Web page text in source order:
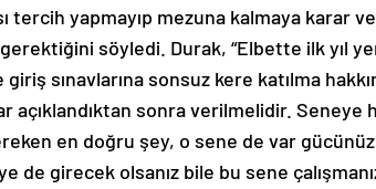
tercih yapmayıp mezuna kalmaya karar
söyledi. Durak, “Elbette ilk yıl
sınavlarına sonsuz kere katılma
açıklandıktan sonra verilmelidir. Seneye
en doğru şey, o sene de var
de girecek olsanız bile bu sene